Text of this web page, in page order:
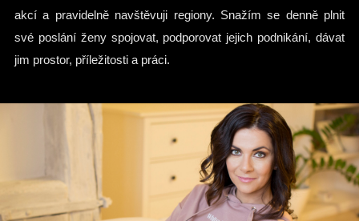
akcí a pravidelně navštěvuji regiony. Snažím se denně plnit
své poslání ženy spojovat, podporovat jejich podnikání, dávat
jim prostor, příležitosti a práci.